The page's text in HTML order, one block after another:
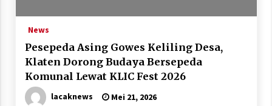
News
Pesepeda Asing Gowes Keliling Desa,
Klaten Dorong Budaya Bersepeda
Komunal Lewat KLIC Fest 2026
lacaknews Mei 21, 2026